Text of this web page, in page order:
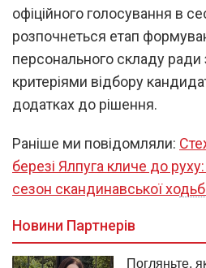
офіційного голосування в
розпочнеться етап
персонального складу ради
критеріями відбору
додатках до рішення.
Раніше ми повідомляли:
березі Ялпуга кличе до
сезон скандинавської